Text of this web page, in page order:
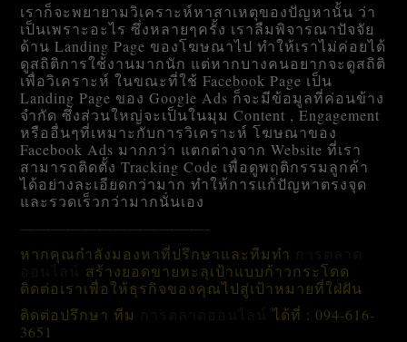
เราก็จะพยายามวิเคราะห์หาสาเหตุของปัญหานั้น ว่า
เป็นเพราะอะไร ซึ่งหลายๆครั้ง เราลืมพิจารณาปัจจัย
ด้าน Landing Page ของโฆษณาไป ทำให้เราไม่ค่อยได้
ดูสถิติการใช้งานมากนัก แต่หากบางคนอยากจะดูสถิติ
เพื่อวิเคราะห์ ในขณะที่ใช้ Facebook Page เป็น
Landing Page ของ Google Ads ก็จะมีข้อมูลที่ค่อนข้าง
จำกัด ซึ่งส่วนใหญ่จะเป็นในมุม Content , Engagement
หรืออื่นๆที่เหมาะกับการวิเคราะห์ โฆษณาของ
Facebook Ads มากกว่า แตกต่างจาก Website ที่เรา
สามารถติดตั้ง Tracking Code เพื่อดูพฤติกรรมลูกค้า
ได้อย่างละเอียดกว่ามาก ทำให้การแก้ปัญหาตรงจุด
และรวดเร็วกว่ามากนั่นเอง
————————————-
หากคุณกำลังมองหาที่ปรึกษาและทีมทำ
สร้างยอดขายทะลุเป้าแบบก้าวกระโดด
ติดต่อเราเพื่อให้ธุรกิจของคุณไปสู่เป้าหมายที่ใฝ่ฝัน
ติดต่อปรึกษา ทีม
ได้ที่ : 094-616-
3651